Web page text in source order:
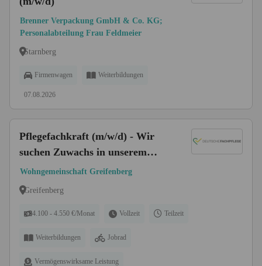
Brenner Verpackung GmbH & Co. KG;
Personalabteilung Frau Feldmeier
Starnberg
Firmenwagen Weiterbildungen
07.08.2026
Pflegefachkraft (m/w/d) - Wir
suchen Zuwachs in unserem
Team!
Wohngemeinschaft Greifenberg
Greifenberg
4.100 - 4.550 €/Monat Vollzeit Teilzeit
Weiterbildungen Jobrad
Vermögenswirksame Leistung